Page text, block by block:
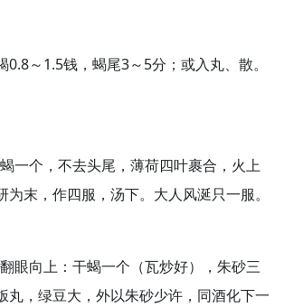
0.8～1.5钱，蝎尾3～5分；或入丸、散。
一个，不去头尾，薄荷四叶裹合，火上
为末，作四服，汤下。大人风涎只一服。
眼向上：干蝎一个（瓦炒好），朱砂三
丸，绿豆大，外以朱砂少许，同酒化下一